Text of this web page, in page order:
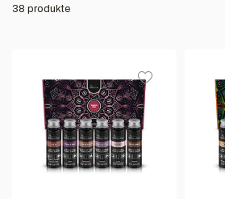
38 produkte